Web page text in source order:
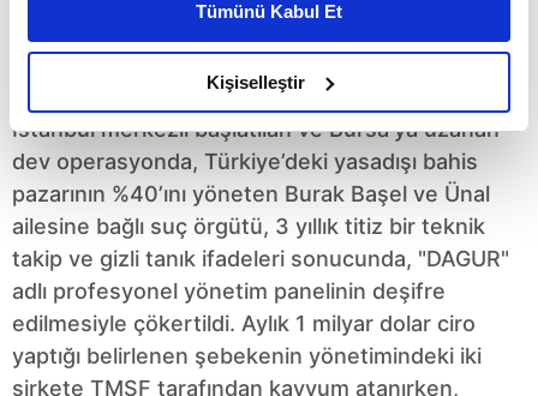
daha iyi reklam deneyimi yaşatabiliriz. Bunu yaparken
amacımızın size daha iyi bir reklam deneyimi sunmak
olduğunu ve sizlere en iyi içerikleri sunabilmek adına
elimizden gelen çabayı gösterdiğimizi ve bu noktada,
reklamların maliyetlerimizi karşılamak noktasında tek gelir
kalemimiz olduğunu sizlere hatırlatmak isteriz.
Her halükârda, kullanıcılar, bu çerezlere izin vermedikleri
takdirde, kullanıcılara hedefli reklamlar
gösterilmeyecektir."
Sizlere daha iyi bir hizmet sunabilmek için İnternet
Sitemizde kendimize ve üçüncü kişilere ait çerezler
Tümünü Kabul Et
Kişiselleştir
‘Ihlamur’ konuştu ‘Dagur’
İstanbul merkezli başlatılan ve Bursa’ya uzanan
dev operasyonda, Türkiye’deki yasadışı bahis
pazarının %40’ını yöneten Burak Başel ve Ünal
ailesine bağlı suç örgütü, 3 yıllık titiz bir teknik
takip ve gizli tanık ifadeleri sonucunda, "DAGUR"
adlı profesyonel yönetim panelinin deşifre
edilmesiyle çökertildi. Aylık 1 milyar dolar ciro
yaptığı belirlenen şebekenin yönetimindeki iki
şirkete TMSF tarafından kayyum atanırken,